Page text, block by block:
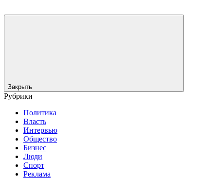
Закрыть
Рубрики
Политика
Власть
Интервью
Общество
Бизнес
Люди
Спорт
Реклама